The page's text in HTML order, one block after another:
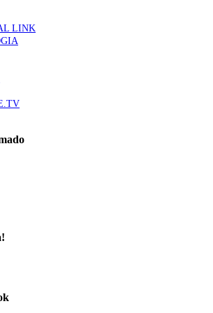
em cada dez doentes com enfarte
níveis elevados de Lp(a), revela estudo
aprovado para primeira linha no cancro da
negativo metastático em doentes não
para inibidores PD-(L)1
aos cheques psicólogo e
mês
cirurgia endoscópica do ouvido com
LINK